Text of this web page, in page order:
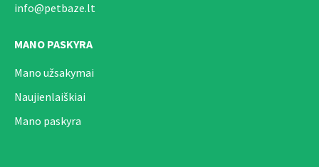
info@petbaze.lt
MANO PASKYRA
Mano užsakymai
Naujienlaiškiai
Mano paskyra